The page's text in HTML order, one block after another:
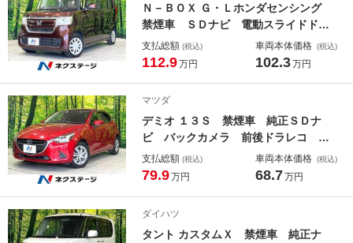
Ｎ－ＢＯＸ Ｇ・Ｌホンダセンシング
禁煙車 ＳＤナビ 電動スライドド
ア バックカメラ 衝突被害軽減シス
テム スマートキー ＬＥＤヘッドラ
アコン 電動格納ミラー
支払総額 (税込)
112.9万円
車両本体価格 (税込)
102.3万円
マツダ
デミオ １３Ｓ 禁煙車 純正ＳＤナ
ビ バックカメラ 前後ドラレコ Ｅ
ＴＣ ブラインドスポットモニター
スマートシティブレーキサポート シ
エアコン
支払総額 (税込)
79.9万円
車両本体価格 (税込)
68.7万円
ダイハツ
タント カスタムＸ 禁煙車 純正ナ